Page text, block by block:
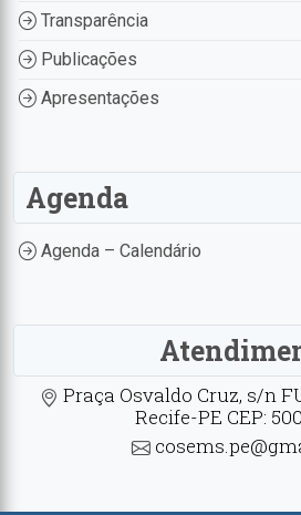
Transparência
Publicações
Apresentações
Agenda
Agenda – Calendário
Praça Osvaldo Cruz, s/n
Recife-PE CEP: